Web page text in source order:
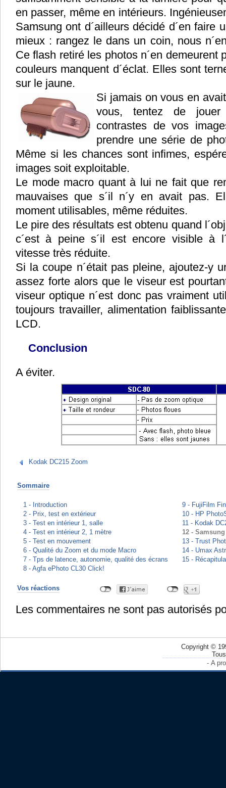
en passer, même en intérieurs.
Samsung ont d´ailleurs décidé d´en faire
mieux : rangez le dans un coin, nous
Ce flash retiré les photos n´en demeurent
couleurs manquent d´éclat. Elles sont
sur le jaune.
Si jamais on vous en
vous, tentez de
contrastes de vos
prendre une série de
Même si les chances sont infimes,
images soit exploitable.
Le mode macro quant à lui ne fait que
mauvaises que s´il n´y en avait pas.
moment utilisables, même réduites.
Le pire des résultats est obtenu quand
c´est à peine s´il est encore visible à
vitesse très réduite.
Si la coupe n´était pas pleine, ajoutez-y
assez forte alors que le viseur est
viseur optique n´est donc pas vraiment
toujours travailler, alimentation
LCD.
Conclusion
A éviter.
Kodak DC215 Zoom
Sommaire
1 - Introduction
2 - Prix, test en extérieur
3 - Test en intérieur 1, salle
4 - Test en intérieur 2, 1 mètre
5 - Test en mouvement
6 - Qualité du Zoom et du mode Macro
7 - Tps de latence, autonomie, qualité des écrans
8 - Agfa ePhoto CL30 Click!
9 - FujiFilm
10 - HP
11 - Kodak
12 - Samsung
13 - Trust
14 - Umax
15 -
Vos réactions
Les commentaires ne sont pas autorisés
Copyright ©
- A